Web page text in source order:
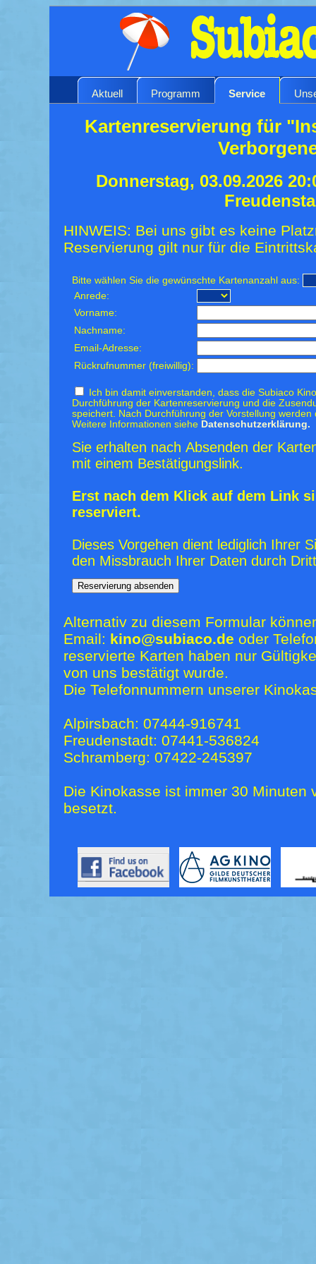
Aktuell Programm Service
Kartenreservierung für
Donnerstag, 03.09.2026
HINWEIS: Bei uns gibt es keine
Reservierung gilt nur für die
Bitte wählen Sie die gewünschte Kartenanzahl aus:
Anrede:
Vorname:
Nachname:
Email-Adresse:
Rückrufnummer (freiwillig):
Ich bin damit einverstanden, dass die Subiaco
Durchführung der Kartenreservierung und die
speichert. Nach Durchführung der Vorstellung
Weitere Informationen siehe Datenschutzerklärung.
Sie erhalten nach Absenden der
mit einem Bestätigungslink.
Erst nach dem Klick auf dem Link
reserviert.
Dieses Vorgehen dient lediglich Ihrer
den Missbrauch Ihrer Daten durch
Alternativ zu diesem Formular
Email: kino@subiaco.de oder
reservierte Karten haben nur
von uns bestätigt wurde.
Die Telefonnummern unserer
Alpirsbach: 07444-916741
Freudenstadt: 07441-536824
Schramberg: 07422-245397
Die Kinokasse ist immer 30 Minuten
besetzt.